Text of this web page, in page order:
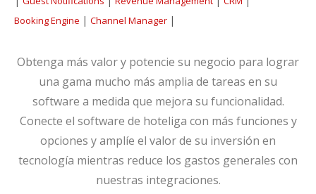
Booking Engine | Channel Manager |
Obtenga más valor y potencie su negocio para lograr
una gama mucho más amplia de tareas en su
software a medida que mejora su funcionalidad.
Conecte el software de hoteliga con más funciones y
opciones y amplíe el valor de su inversión en
tecnología mientras reduce los gastos generales con
nuestras integraciones.